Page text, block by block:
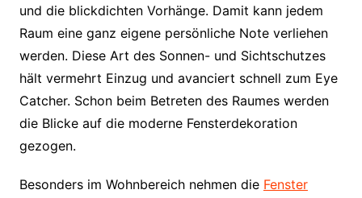
und die blickdichten Vorhänge. Damit kann jedem
Raum eine ganz eigene persönliche Note verliehen
werden. Diese Art des Sonnen- und Sichtschutzes
hält vermehrt Einzug und avanciert schnell zum Eye
Catcher. Schon beim Betreten des Raumes werden
die Blicke auf die moderne Fensterdekoration
gezogen.
Besonders im Wohnbereich nehmen die Fenster